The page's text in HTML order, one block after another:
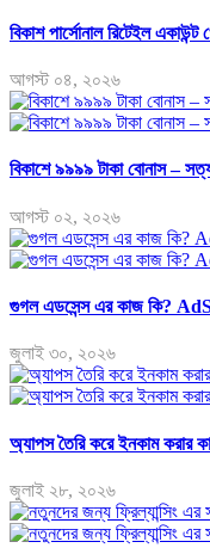
বিকাশ পার্সোনাল রিটেইল একাউন্ট
আগস্ট ০৪, ২০২৬
বিকাশে ৯৯৯৯ টাকা বোনাস –
আগস্ট ০২, ২০২৬
গুগল এডসেন্স এর কাজ কি?
জুলাই ৩০, ২০২৬
অ্যাপস তৈরি করে ইনকাম করার
জুলাই ২৮, ২০২৬